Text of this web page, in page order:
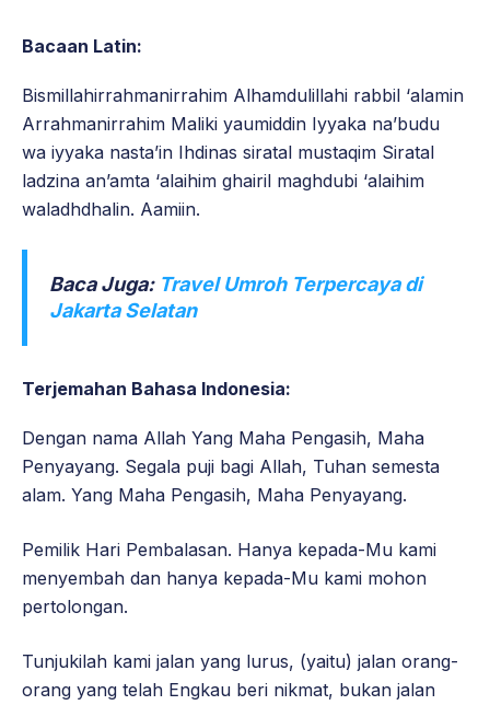
Bacaan Latin:
Bismillahirrahmanirrahim Alhamdulillahi rabbil ‘alamin
Arrahmanirrahim Maliki yaumiddin Iyyaka na’budu
wa iyyaka nasta’in Ihdinas siratal mustaqim Siratal
ladzina an’amta ‘alaihim ghairil maghdubi ‘alaihim
waladhdhalin. Aamiin.
Baca Juga: Travel Umroh Terpercaya di
Jakarta Selatan
Terjemahan Bahasa Indonesia:
Dengan nama Allah Yang Maha Pengasih, Maha
Penyayang. Segala puji bagi Allah, Tuhan semesta
alam. Yang Maha Pengasih, Maha Penyayang.
Pemilik Hari Pembalasan. Hanya kepada-Mu kami
menyembah dan hanya kepada-Mu kami mohon
pertolongan.
Tunjukilah kami jalan yang lurus, (yaitu) jalan orang-
orang yang telah Engkau beri nikmat, bukan jalan